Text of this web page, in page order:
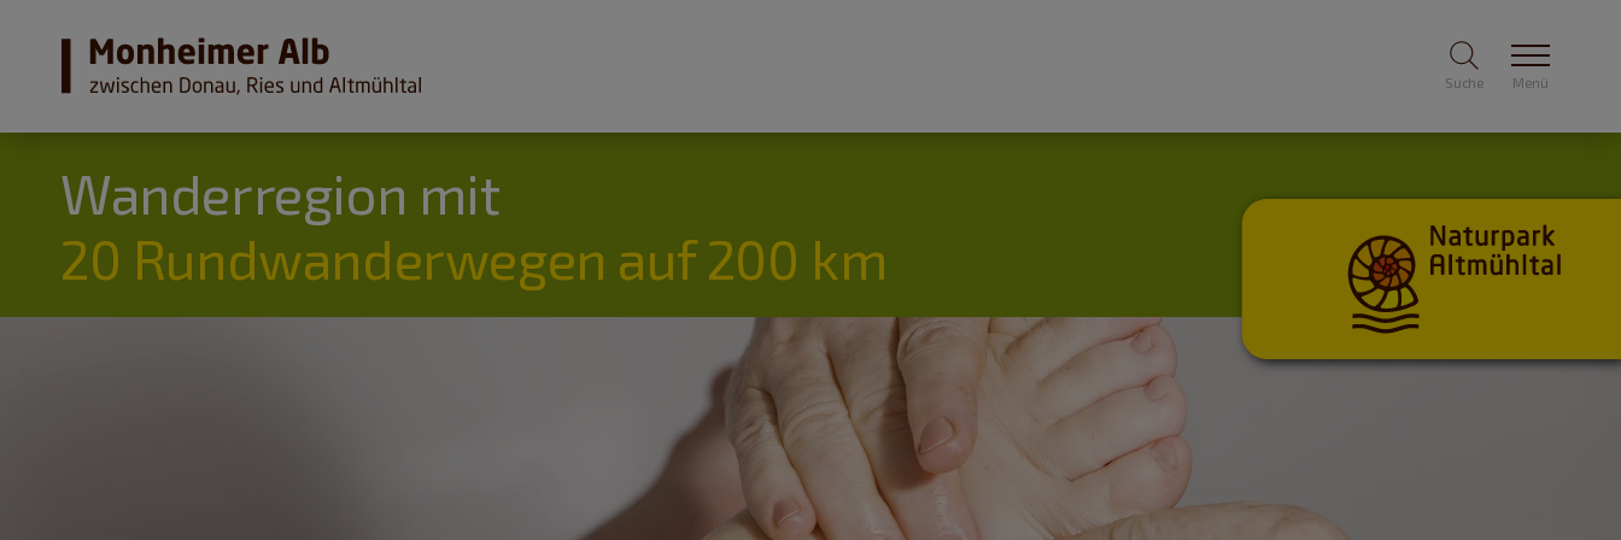
Suche Menü
Wanderregion mit
20 Rundwanderwegen auf 200 km